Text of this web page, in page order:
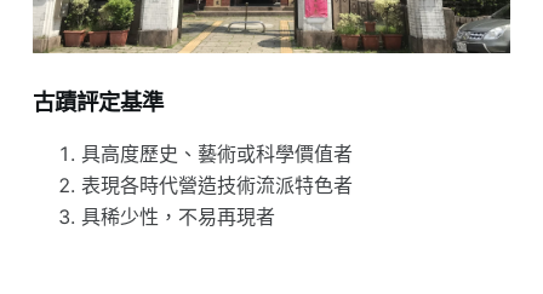
古蹟評定基準
具高度歷史、藝術或科學價值者
表現各時代營造技術流派特色者
具稀少性，不易再現者